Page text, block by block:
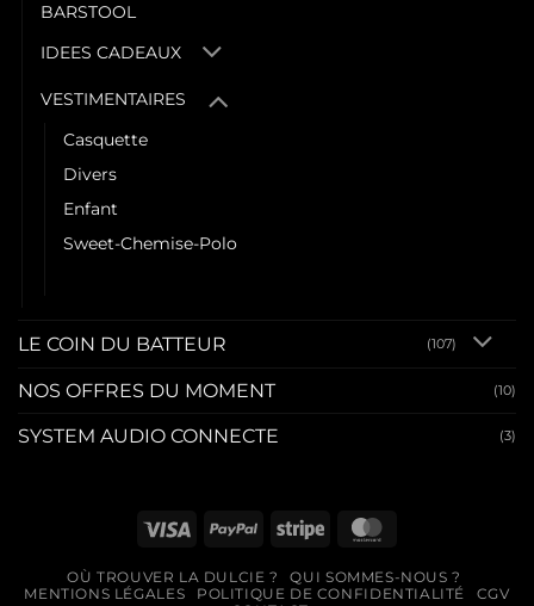
BARSTOOL
IDEES CADEAUX
VESTIMENTAIRES
Casquette
Divers
Enfant
Sweet-Chemise-Polo
LE COIN DU BATTEUR (107)
NOS OFFRES DU MOMENT (10)
SYSTEM AUDIO CONNECTE (3)
Visa PayPal Stripe
OÙ TROUVER LA DULCIE ?
QUI SOMMES-NOUS ?
MENTIONS LÉGALES
POLITIQUE DE CONFIDENTIALITÉ
CGV